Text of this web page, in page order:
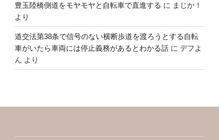
豊玉陸橋側道をモヤモヤと自転車で直進する に まじか！
より
道交法第38条で信号のない横断歩道を渡ろうとする自転
車がいたら車両には停止義務があるとわかる話 に デフよ
ん より